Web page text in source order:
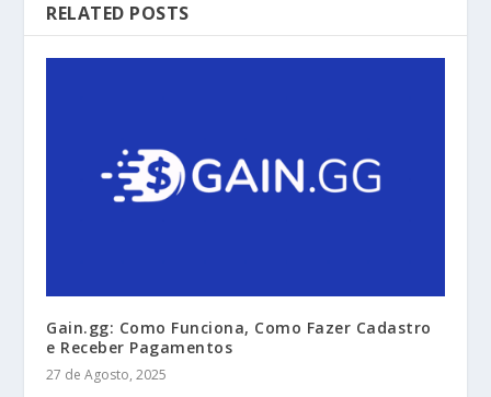
RELATED POSTS
Gain.gg: Como Funciona, Como Fazer Cadastro
e Receber Pagamentos
27 de Agosto, 2025